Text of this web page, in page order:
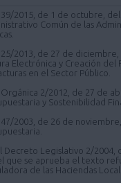
39/2015, de 1 de octubre,
Común de las
25/2013, de 27 de
Electrónica y Creación del
en el Sector Público.
Orgánica 2/2012, de 27 de
y Sostenibilidad
47/2003, de 26 de
Decreto Legislativo 2/2004,
que se aprueba el texto
de las Haciendas